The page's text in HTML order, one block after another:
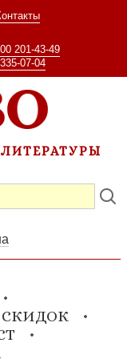
201-43-49
07-04
СКИДОК